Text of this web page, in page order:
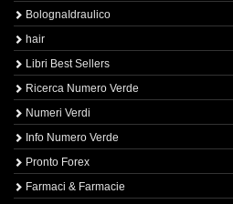
BolognaIdraulico
hair
Libri Best Sellers
Ricerca Numero Verde
Numeri Verdi
Info Numero Verde
Pronto Forex
Farmaci & Farmacie